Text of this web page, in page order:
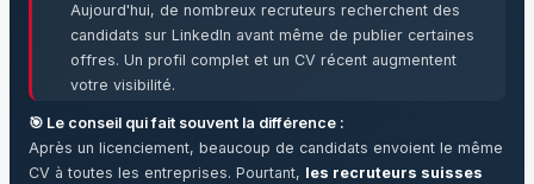
Aujourd'hui, de nombreux recruteurs recherchent des
candidats sur LinkedIn avant même de publier certaines
offres. Un profil complet et un CV récent augmentent
votre visibilité.
🎯 Le conseil qui fait souvent la différence :
Après un licenciement, beaucoup de candidats envoient le même
CV à toutes les entreprises. Pourtant, les recruteurs suisses